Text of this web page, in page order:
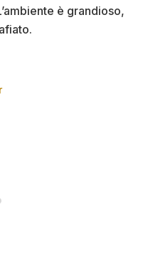
è grandioso,